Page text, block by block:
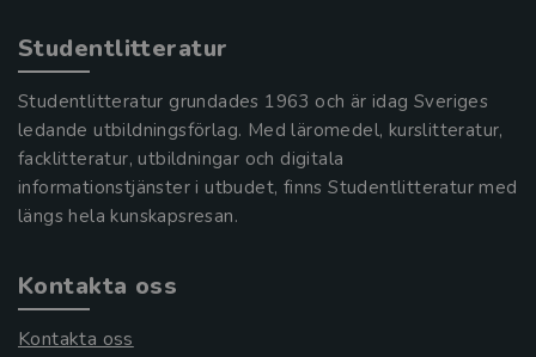
Studentlitteratur
Studentlitteratur grundades 1963 och är idag Sveriges
ledande utbildningsförlag. Med läromedel, kurslitteratur,
facklitteratur, utbildningar och digitala
informationstjänster i utbudet, finns Studentlitteratur med
längs hela kunskapsresan.
Kontakta oss
Kontakta oss